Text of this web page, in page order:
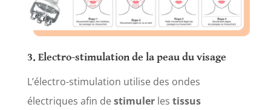
3. Electro-stimulation de la peau du visage
L’électro-stimulation utilise des ondes
électriques afin destimulerles tissus